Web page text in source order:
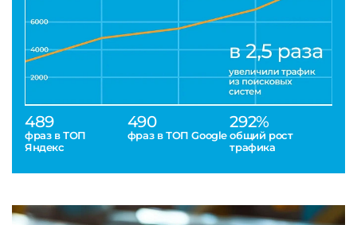
489
фраз в ТОП
Яндекс
490
фраз в ТОП Google
292%
общий рост
трафика